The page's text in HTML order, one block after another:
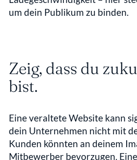
um dein Publikum zu binden.
Zeig, dass du
bist.
Eine veraltete Website kann
dein Unternehmen nicht mit
Kunden könnten an deinem
Mitbewerber bevorzugen.